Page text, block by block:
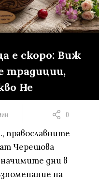
е скоро: Виж
традиции,
Не
0
православните
Черешова
дни в
на